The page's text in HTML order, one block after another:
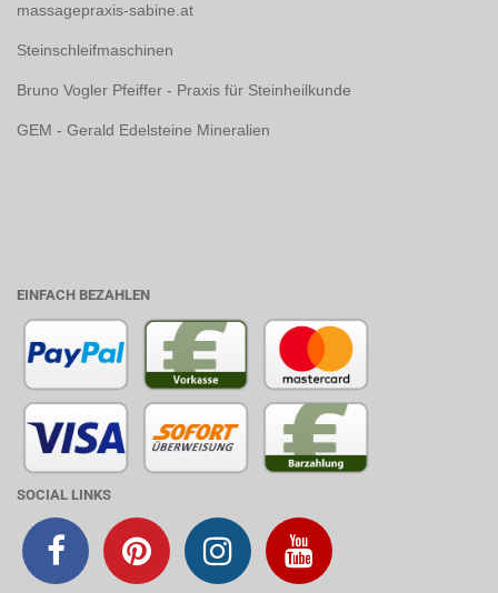
massagepraxis-sabine.at
Steinschleifmaschinen
Bruno Vogler Pfeiffer - Praxis für Steinheilkunde
GEM - Gerald Edelsteine Mineralien
EINFACH BEZAHLEN
SOCIAL LINKS